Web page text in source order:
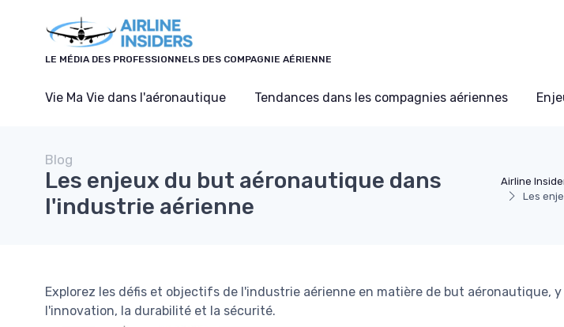
LE MÉDIA DES PROFESSIONNELS DES COMPAGNIE AÉRIENNE
Vie Ma Vie dans l'aéronautique Tendances dans les compagnies aériennes
Airline
Les
Blog
Les enjeux du but aéronautique dans
l'industrie aérienne
Explorez les défis et objectifs de l'industrie aérienne en matière de but aéronautique, y
l'innovation, la durabilité et la sécurité.